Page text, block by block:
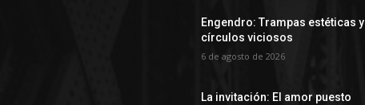
Engendro: Trampas estéticas y
círculos viciosos
6 de agosto de 2026
La invitación: El amor puesto